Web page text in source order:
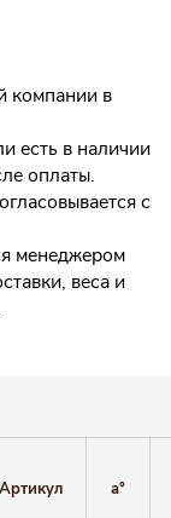
компании в
есть в наличии
оплаты.
с
менеджером
веса и
Артикул a°